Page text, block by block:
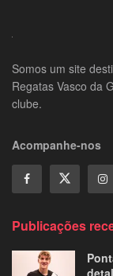
Somos um site
Regatas Vasco da
clube.
Acompanhe-nos
Publicações